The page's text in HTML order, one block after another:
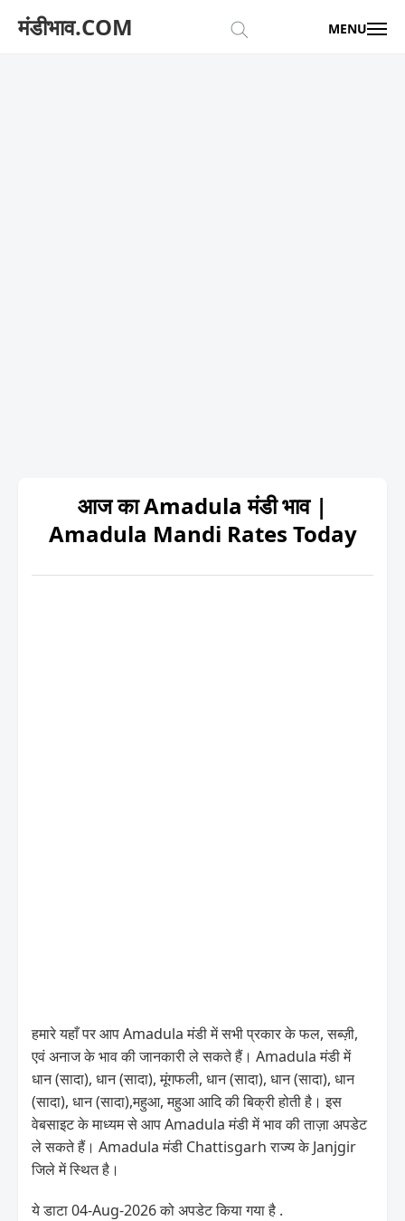
मंडीभाव.COM MENU
आज का Amadula मंडी भाव |
Amadula Mandi Rates Today
हमारे यहाँ पर आप Amadula मंडी में सभी प्रकार के फल, सब्ज़ी,
एवं अनाज के भाव की जानकारी ले सकते हैं। Amadula मंडी में
धान (सादा), धान (सादा), मूंगफली, धान (सादा), धान (सादा), धान
(सादा), धान (सादा),महुआ, महुआ आदि की बिक्री होती है। इस
वेबसाइट के माध्यम से आप Amadula मंडी में भाव की ताज़ा अपडेट
ले सकते हैं। Amadula मंडी Chattisgarh राज्य के Janjgir
जिले में स्थित है।
ये डाटा 04-Aug-2026 को अपडेट किया गया है .